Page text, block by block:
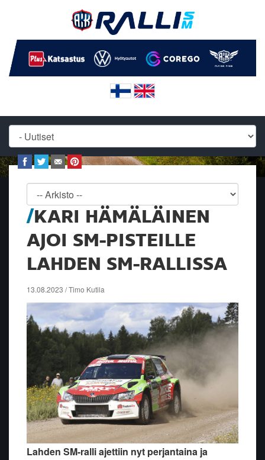
KARI HÄMÄLÄINEN
AJOI SM-PISTEILLE
LAHDEN SM-RALLISSA
13.08.2023 / Timo Kutila
Lahden SM-ralli ajettiin nyt perjantaina ja